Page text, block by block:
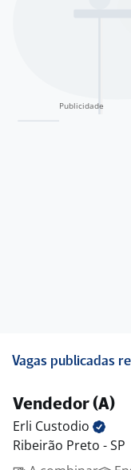
Vagas publicadas
Vendedor (A)
Erli Custodio
Ribeirão Preto - SP